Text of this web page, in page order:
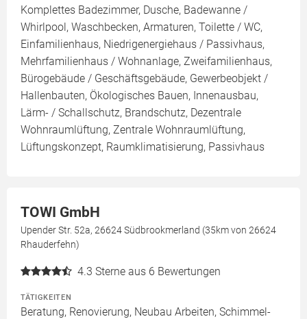
Komplettes Badezimmer, Dusche, Badewanne /
Whirlpool, Waschbecken, Armaturen, Toilette / WC,
Einfamilienhaus, Niedrigenergiehaus / Passivhaus,
Mehrfamilienhaus / Wohnanlage, Zweifamilienhaus,
Bürogebäude / Geschäftsgebäude, Gewerbeobjekt /
Hallenbauten, Ökologisches Bauen, Innenausbau,
Lärm- / Schallschutz, Brandschutz, Dezentrale
Wohnraumlüftung, Zentrale Wohnraumlüftung,
Lüftungskonzept, Raumklimatisierung, Passivhaus
TOWI GmbH
Upender Str. 52a, 26624 Südbrookmerland (35km von 26624
Rhauderfehn)
4.3 Sterne aus 6 Bewertungen
TÄTIGKEITEN
Beratung, Renovierung, Neubau Arbeiten, Schimmel-